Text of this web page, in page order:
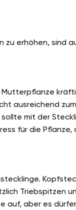
zu erhöhen, sind
ausreichend
mit der
für die Pflanze,
Triebspitzen
auf, aber es